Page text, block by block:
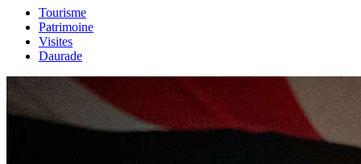
Tourisme
Patrimoine
Visites
Daurade